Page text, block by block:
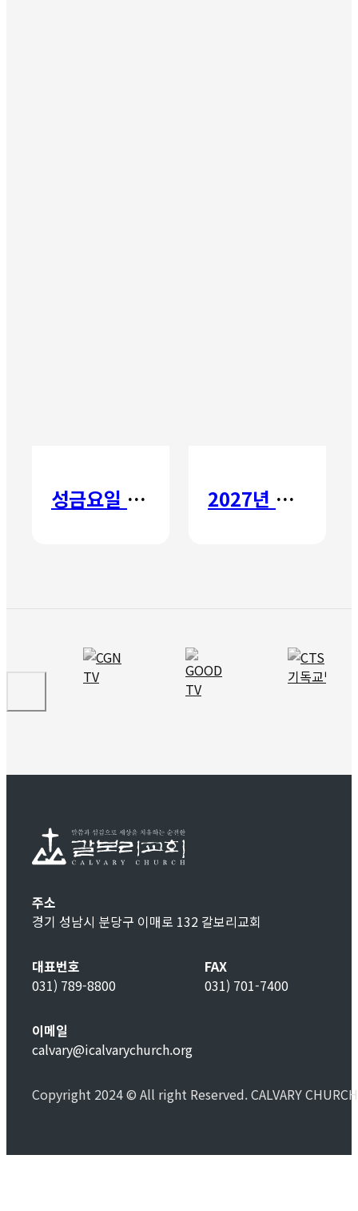
성금요일 칸타타 2027년 갈보리 어학원 유치부 신입생 모집
주소
경기 성남시 분당구 이매로 132 갈보리교회
대표번호
031) 789-8800
FAX
031) 701-7400
이메일
calvary@icalvarychurch.org
Copyright 2024 © All right Reserved. CALVARY CHURCH